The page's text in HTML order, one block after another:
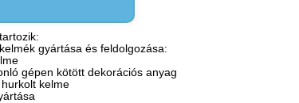
gyártása és feldolgozása:
gépen kötött dekorációs anyag
kelme